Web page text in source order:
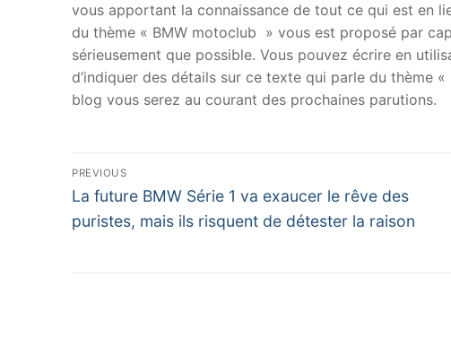
vous apportant la connaissance de tout ce qui est en
du thème « BMW motoclub » vous est proposé par
sérieusement que possible. Vous pouvez écrire en
d’indiquer des détails sur ce texte qui parle du thème
blog vous serez au courant des prochaines parutions.
Navigation
de
l’article
PREVIOUS
Previous
post:
La future BMW Série 1 va exaucer le rêve des
puristes, mais ils risquent de détester la raison